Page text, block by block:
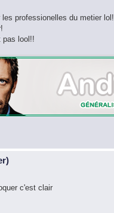
professionelles du metier lol!
pas lool!!
c'est clair